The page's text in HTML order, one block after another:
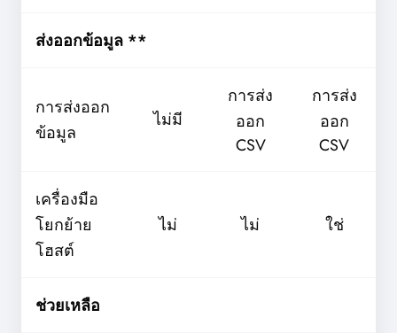
ส่งออกข้อมูล **
การส่งออก
ข้อมูล
ไม่มี
การส่ง
ออก
CSV
การส่ง
ออก
CSV
เครื่องมือ
โยกย้าย
โฮสต์
ไม่ ไม่ ใช่
ช่วยเหลือ